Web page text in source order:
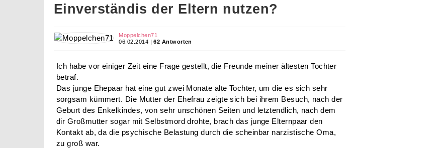
Einverständis der Eltern nutzen?
Moppelchen71
06.02.2014 |62 Antworten
Ich habe vor einiger Zeit eine Frage gestellt, die Freunde meiner ältesten Tochter
betraf.
Das junge Ehepaar hat eine gut zwei Monate alte Tochter, um die es sich sehr
sorgsam kümmert. Die Mutter der Ehefrau zeigte sich bei ihrem Besuch, nach der
Geburt des Enkelkindes, von sehr unschönen Seiten und letztendlich, nach dem
dir Großmutter sogar mit Selbstmord drohte, brach das junge Elternpaar den
Kontakt ab, da die psychische Belastung durch die scheinbar narzistische Oma,
zu groß war.